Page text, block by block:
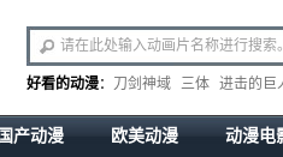
好看的动漫： 刀剑神域 三体 进击的巨
国产动漫 欧美动漫 动漫电